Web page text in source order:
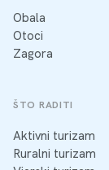
Obala
Otoci
Zagora
ŠTO RADITI
Aktivni turizam
Ruralni turizam